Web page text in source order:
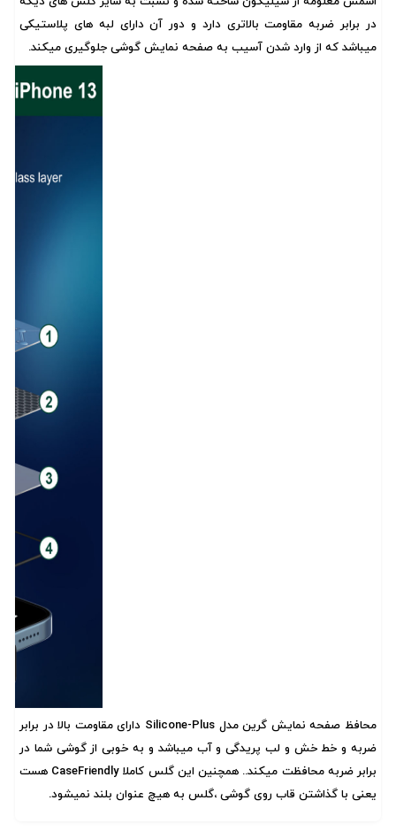
در برابر ضربه مقاومت بالاتری دارد و دور آن دارای لبه های پلاستیکی
میباشد که از وارد شدن آسیب به صفحه نمایش گوشی جلوگیری میکند.
محافظ صفحه نمایش گرین مدل Silicone-Plus دارای مقاومت بالا در برابر
ضربه و خط خش و لب پریدگی و آب میباشد و به خوبی از گوشی شما در
برابر ضربه محافظت میکند.. همچنین این گلس کاملا CaseFriendly هست
یعنی با گذاشتن قاب روی گوشی ،گلس به هیچ عنوان بلند نمیشود.